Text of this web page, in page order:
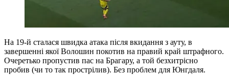
На 19-й сталася швидка атака після вкидання з ауту, в
завершенні якої Волошин покотив на правий край штрафного.
Очеретько пропустив пас на Брагару, а той безхитрісно
пробив (чи то так прострілив). Без проблем для Юнгдаля.